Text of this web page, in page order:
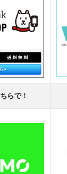
らで！